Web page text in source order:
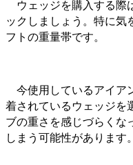
ウェッジを購入する際
ックしましょう。特に気
フトの重量帯です。
今使用しているアイア
着されているウェッジを
ブの重さを感じづらくな
しまう可能性があります。